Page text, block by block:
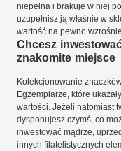
niepełna i brakuje w niej
uzupełnisz ją właśnie w
wartość na pewno
Chcesz
znakomite miejsce
Kolekcjonowanie
Egzemplarze, które
wartości. Jeżeli natomiast
dysponujesz czymś, co
inwestować mądrze,
innych filatelistycznych